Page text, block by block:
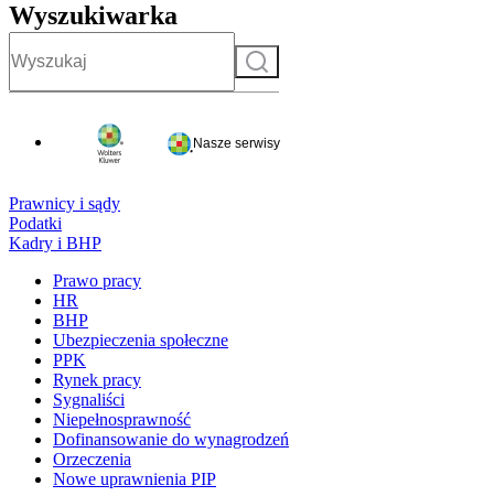
Wyszukiwarka
Szukaj
Nasze serwisy
Prawnicy i sądy
Podatki
Kadry i BHP
Prawo pracy
HR
BHP
Ubezpieczenia społeczne
PPK
Rynek pracy
Sygnaliści
Niepełnosprawność
Dofinansowanie do wynagrodzeń
Orzeczenia
Nowe uprawnienia PIP